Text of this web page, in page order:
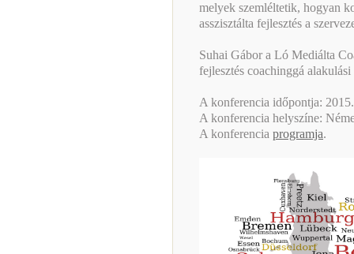
melyek szemléltetik, hogyan
asszisztálta fejlesztés a
Suhai Gábor a Ló Mediálta
fejlesztés coachinggá
A konferencia időpontja:
A konferencia helyszíne:
A konferencia programja.